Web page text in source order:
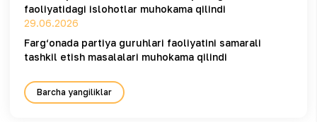
faoliyatidagi islohotlar muhokama qilindi
29.06.2026
Farg‘onada partiya guruhlari faoliyatini samarali
tashkil etish masalalari muhokama qilindi
Barcha yangiliklar